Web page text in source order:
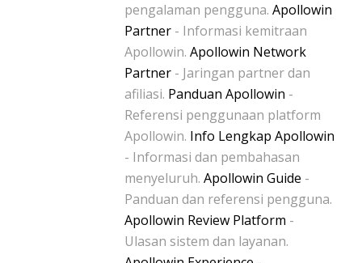
pengalaman pengguna. Apollowin
Partner - Informasi kemitraan
Apollowin. Apollowin Network
Partner - Jaringan partner dan
afiliasi. Panduan Apollowin -
Referensi penggunaan platform
Apollowin. Info Lengkap Apollowin
- Informasi dan pembahasan
menyeluruh. Apollowin Guide -
Panduan dan referensi pengguna.
Apollowin Review Platform -
Ulasan sistem dan layanan.